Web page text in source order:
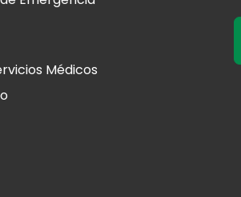
Médicos